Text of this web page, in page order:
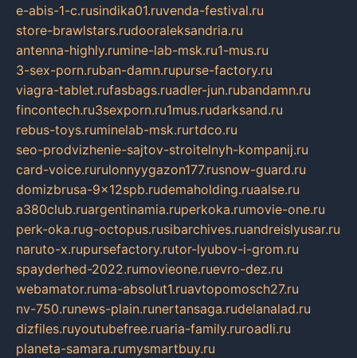
e-abis-1-c.rusindika01.ruvenda-festival.ru
store-brawlstars.rudooraleksandria.ru
antenna-highly.rumine-lab-msk.ru1-mus.ru
3-sex-porn.ruban-damn.rupurse-factory.ru
viagra-tablet.rufasbags.ruadler-jun.rubandamn.ru
fincontech.ru3sexporn.ru1mus.rudarksand.ru
rebus-toys.ruminelab-msk.rurtdco.ru
seo-prodvizhenie-sajtov-stroitelnyh-kompanij.ru
card-voice.rurulonnyygazon177.rusnow-guard.ru
domizbrusa-9x12spb.rudemaholding.ruaalse.ru
a380club.ruargentinamia.ruperkoka.rumovie-one.ru
perk-oka.rug-octopus.rusibarchives.ruandreislyusar.ru
naruto-x.rupursefactory.rutor-lyubov-i-grom.ru
spayderhed-2022.rumovieone.ruevro-dez.ru
webamator.ruma-absolut1.ruavtopomosch27.ru
nv-750.runews-plain.runertansaga.rudelanalad.ru
dizfiles.ruyoutubefree.ruaria-family.ruroadli.ru
planeta-samara.rumysmartbuy.ru